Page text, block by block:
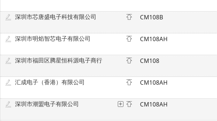
深圳市芯唐盛电子科技有限公司 CM108B
深圳市明焰智芯电子有限公司 CM108AH
深圳市福田区腾星恒科源电子商行 CM108
汇成电子（香港）有限公司 CM108AH
深圳市潮盟电子有限公司 CM108AH